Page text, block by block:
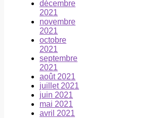
décembre
2021
novembre
2021
octobre
2021
septembre
2021
août 2021
juillet 2021
juin 2021
mai 2021
avril 2021